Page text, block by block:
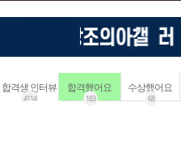
합격생 인터뷰
4114
합격했어요
183
수상했어요
68